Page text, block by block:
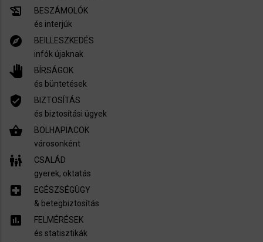
history_edu
BESZÁMOLÓK
és interjúk
explore
BEILLESZKEDÉS
infók újaknak
pan_tool
BÍRSÁGOK
és büntetések
verified_user
BIZTOSÍTÁS
és biztosítási ügyek
shopping_basket
BOLHAPIACOK
városonként
family_restroom
CSALÁD
gyerek, oktatás
local_hospital
EGÉSZSÉGÜGY
​& betegbiztosítás
assessment
FELMÉRÉSEK
és statisztikák